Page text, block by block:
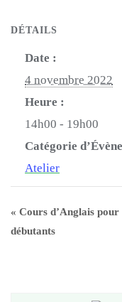
DÉTAILS
Date :
4 novembre 2022
Heure :
14h00 - 19h00
Catégorie
Atelier
« Cours d’Anglais pour
débutants